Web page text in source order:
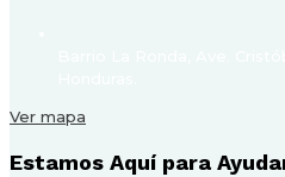
Ver mapa
Estamos Aquí para